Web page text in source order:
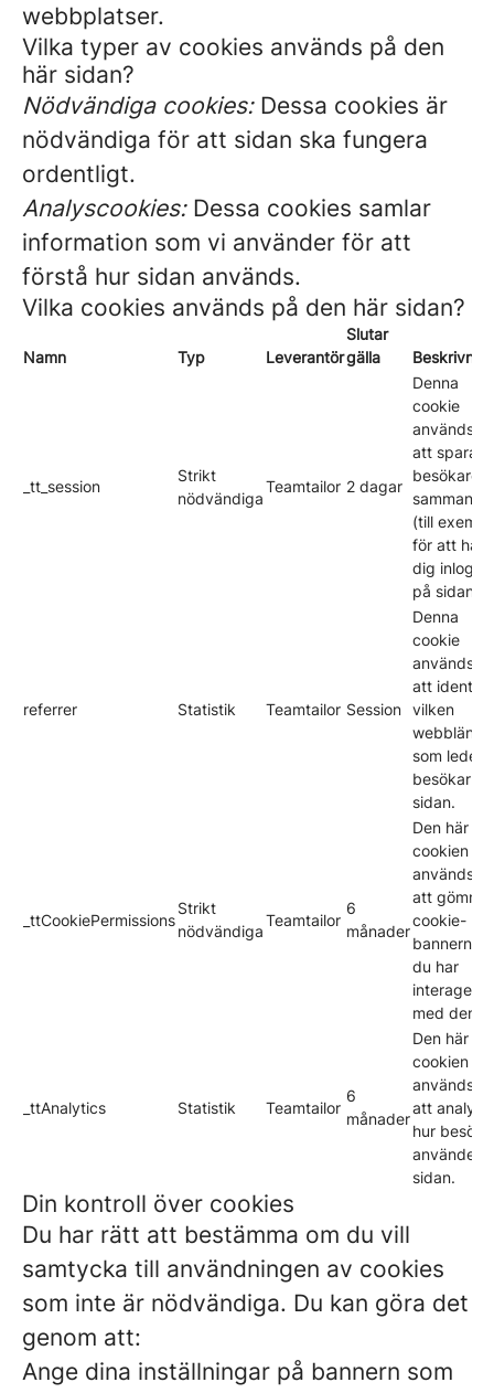
webbplatser.
Vilka typer av cookies används på den
här sidan?
Nödvändiga cookies:Dessa cookies är
nödvändiga för att sidan ska fungera
ordentligt.
Analyscookies:Dessa cookies samlar
information som vi använder för att
förstå hur sidan används.
Vilka cookies används på den här sidan?
Namn Typ Leverantör
Slutar
gälla
_tt_session
Strikt
nödvändiga
Teamtailor 2 dagar
Denna
cookie
används
att spara
besökares
(till
för att hålla
dig
på sidan).
referrer Statistik Teamtailor Session
Denna
cookie
används
att
vilken
webblänk
som leder
besökarna
sidan.
_ttCookiePermissions
Strikt
nödvändiga
Teamtailor
6
månader
Den här
cookien
används
att gömma
cookie-
bannern
du har
interagerat
med den.
_ttAnalytics Statistik Teamtailor
6
månader
Den här
cookien
används
att
hur
använder
sidan.
Din kontroll över cookies
Du har rätt att bestämma om du vill
samtycka till användningen av cookies
som inte är nödvändiga. Du kan göra det
genom att:
Ange dina inställningar på bannern som